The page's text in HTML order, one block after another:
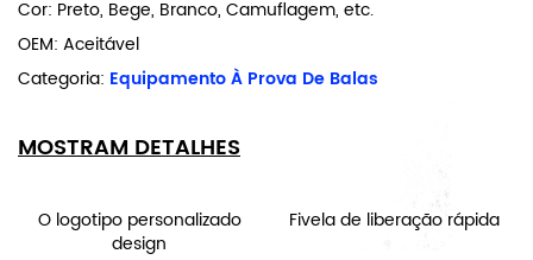
Cor: Preto, Bege, Branco, Camuflagem, etc.
OEM: Aceitável
Categoria: Equipamento À Prova De Balas
MOSTRAM DETALHES
O logotipo personalizado
design
Fivela de liberação rápida